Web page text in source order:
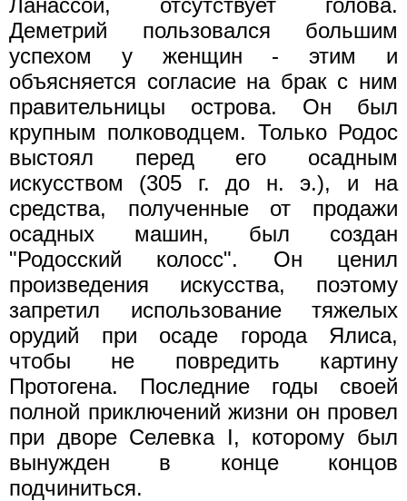
Ланассой, отсутствует голова.
Деметрий пользовался большим
успехом у женщин - этим и
объясняется согласие на брак с ним
правительницы острова. Он был
крупным полководцем. Только Родос
выстоял перед его осадным
искусством (305 г. до н. э.), и на
средства, полученные от продажи
осадных машин, был создан
"Родосский колосс". Он ценил
произведения искусства, поэтому
запретил использование тяжелых
орудий при осаде города Ялиса,
чтобы не повредить картину
Протогена. Последние годы своей
полной приключений жизни он провел
при дворе Селевка I, которому был
вынужден в конце концов
подчиниться.